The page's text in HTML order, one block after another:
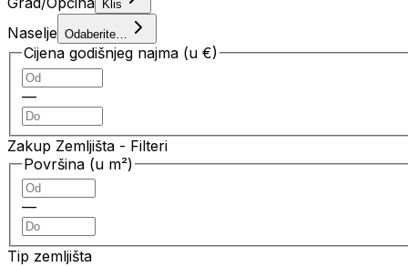
Klis
Naselje Odaberite…
Cijena godišnjeg najma (u €)
—
Zakup Zemljišta - Filteri
Površina (u m²)
—
Tip zemljišta